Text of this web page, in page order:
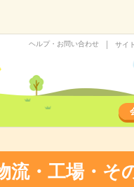
ヘルプ・お問い合わせ サイ
流・工場・そ